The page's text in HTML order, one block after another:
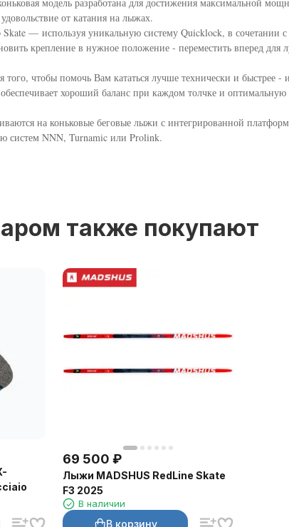
от катания на лыжах.
— используя уникальную систему Quicklock, в сочетании
крепление в нужное положение - переместить вперед для
того, чтобы помочь Вам кататься лучше технически и быстрее -
хороший баланс при каждом толчке и оптимальную
на коньковые беговые лыжи с интегрированной
систем NNN, Turnamic или Prolink.
также покупают
69 500 ₽
Лыжи MADSHUS RedLine Skate
F3 2025
В наличии
В корзину